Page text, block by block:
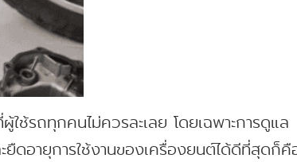
ช้รถทุกคนไม่ควรละเลย โดยเฉพาะการดูแล
อายุการใช้งานของเครื่องยนต์ได้ดีที่สุดก็คื